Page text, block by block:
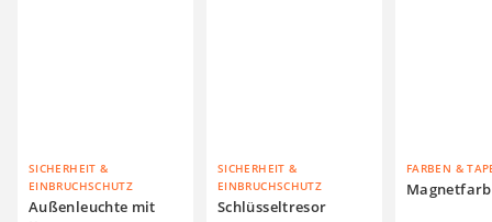
SICHERHEIT &
EINBRUCHSCHUTZ
Außenleuchte mit
SICHERHEIT &
EINBRUCHSCHUTZ
Schlüsseltresor
FARBEN &